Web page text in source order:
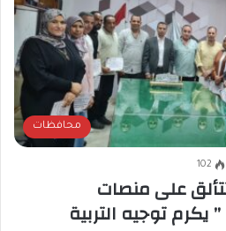
محافظات
102
على منصات
توجيه التربية